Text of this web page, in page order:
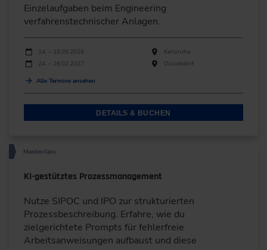
Einzelaufgaben beim Engineering
verfahrenstechnischer Anlagen.
Durchführungen
Veranstaltungsdatum
14. – 16.09.2026
Karlsruhe
24. – 26.02.2027
Düsseldorf
Alle Termine ansehen
DETAILS & BUCHEN
Masterclass
KI-gestütztes Prozessmanagement
Nutze SIPOC und IPO zur strukturierten
Prozessbeschreibung. Erfahre, wie du
zielgerichtete Prompts für fehlerfreie
Arbeitsanweisungen aufbaust und diese